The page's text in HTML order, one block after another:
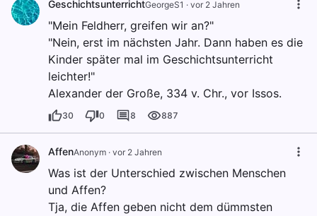
GeschichtsunterrichtGeorgeS1 · vor 2 Jahren
"Mein Feldherr, greifen wir an?"
"Nein, erst im nächsten Jahr. Dann haben es die
Kinder später mal im Geschichtsunterricht
leichter!"
Alexander der Große, 334 v. Chr., vor Issos.
30 0 8 887
AffenAnоnуm · vor 2 Jahren
Was ist der Unterschied zwischen Menschen
und Affen?
Tja, die Affen geben nicht dem dümmsten